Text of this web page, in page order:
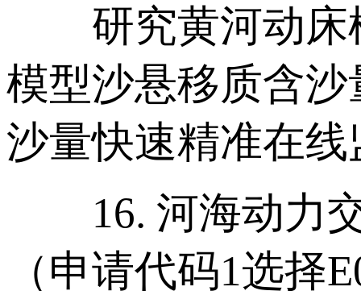
研究黄河动床
模型沙悬移质含
沙量快速精准在
16. 河海动力交
（申请代码1选择